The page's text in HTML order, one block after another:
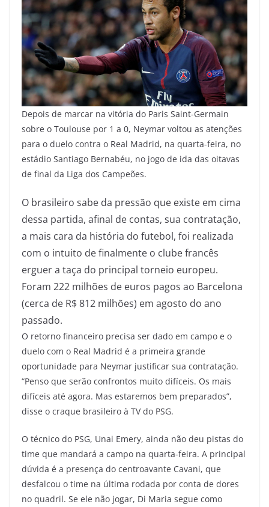
Depois de marcar na vitória do Paris Saint-Germain
sobre o Toulouse por 1 a 0, Neymar voltou as atenções
para o duelo contra o Real Madrid, na quarta-feira, no
estádio Santiago Bernabéu, no jogo de ida das oitavas
de final da Liga dos Campeões.
O brasileiro sabe da pressão que existe em cima
dessa partida, afinal de contas, sua contratação,
a mais cara da história do futebol, foi realizada
com o intuito de finalmente o clube francês
erguer a taça do principal torneio europeu.
Foram 222 milhões de euros pagos ao Barcelona
(cerca de R$ 812 milhões) em agosto do ano
passado.
O retorno financeiro precisa ser dado em campo e o
duelo com o Real Madrid é a primeira grande
oportunidade para Neymar justificar sua contratação.
“Penso que serão confrontos muito difíceis. Os mais
difíceis até agora. Mas estaremos bem preparados”,
disse o craque brasileiro à TV do PSG.
O técnico do PSG, Unai Emery, ainda não deu pistas do
time que mandará a campo na quarta-feira. A principal
dúvida é a presença do centroavante Cavani, que
desfalcou o time na última rodada por conta de dores
no quadril. Se ele não jogar, Di Maria segue como